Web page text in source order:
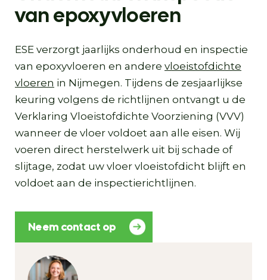
van epoxyvloeren
ESE verzorgt jaarlijks onderhoud en inspectie
van epoxyvloeren en andere vloeistofdichte
vloeren in Nijmegen. Tijdens de zesjaarlijkse
keuring volgens de richtlijnen ontvangt u de
Verklaring Vloeistofdichte Voorziening (VVV)
wanneer de vloer voldoet aan alle eisen. Wij
voeren direct herstelwerk uit bij schade of
slijtage, zodat uw vloer vloeistofdicht blijft en
voldoet aan de inspectierichtlijnen.
Neem contact op